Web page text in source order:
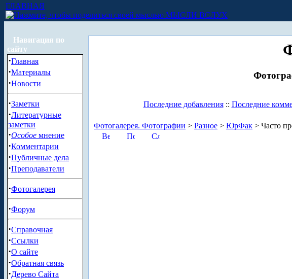
ГЛАВНАЯ
МЫСЛИ ВСЛУХ
Навигация по
сайту
·Главная
·Материалы
·Новости
·Заметки
·Литературные
заметки
·Особое мнение
·Комментарии
·Публичные дела
·Преподаватели
·Фотогалерея
·Форум
·Справочная
·Ссылки
·О сайте
·Обратная связь
·Дерево Сайта
Последние добавления:: Последние
Фотогалерея. Фотографии > Разное > ЮрФак > Часто